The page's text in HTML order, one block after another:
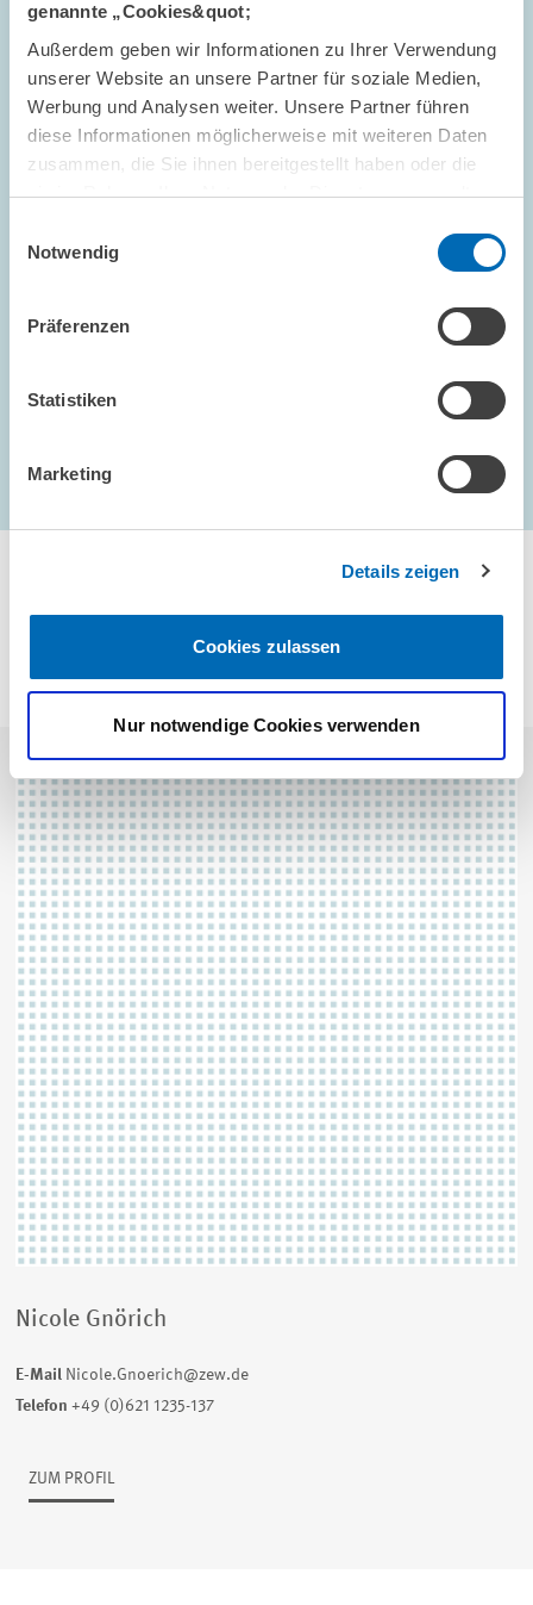
genannte „Cookies&quot;
Außerdem geben wir Informationen zu Ihrer Verwendung
unserer Website an unsere Partner für soziale Medien,
Werbung und Analysen weiter. Unsere Partner führen
diese Informationen möglicherweise mit weiteren Daten
zusammen, die Sie ihnen bereitgestellt haben oder die
sie im Rahmen Ihrer Nutzung der Dienste gesammelt
Notwendig
Präferenzen
Statistiken
Marketing
Details zeigen
Cookies zulassen
Nur notwendige Cookies verwenden
BEITRÄGE IN SAMMEL- UND TAGUNGSBÄNDEN // 2025
mobilisieren
GESCHÄFTSFÜHRUNG
Nächste Seite
letzte Seite
Nicole Gnörich
E-Mail Nicole.Gnoerich@zew.de
Telefon+49 (0)621 1235-137
ZUM PROFIL